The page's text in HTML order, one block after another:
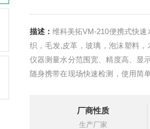
描述： 维科美拓VM-210便携式快
织，毛发,皮革，玻璃，泡沫塑料
仪器测量水分范围宽、精度高、显
随身携带在现场快速检测，使用简
厂商性质
生产厂家